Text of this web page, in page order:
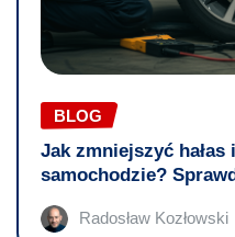
BLOG
Jak zmniejszyć
samochodzie?
Radosław Kozłowski